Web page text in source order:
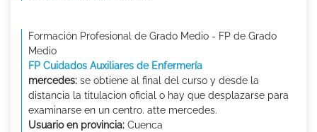
Formación Profesional de Grado Medio - FP de Grado
Medio
FP Cuidados Auxiliares de Enfermería
mercedes: se obtiene al final del curso y desde la
distancia la titulacion oficial o hay que desplazarse para
examinarse en un centro. atte mercedes.
Usuario en provincia: Cuenca